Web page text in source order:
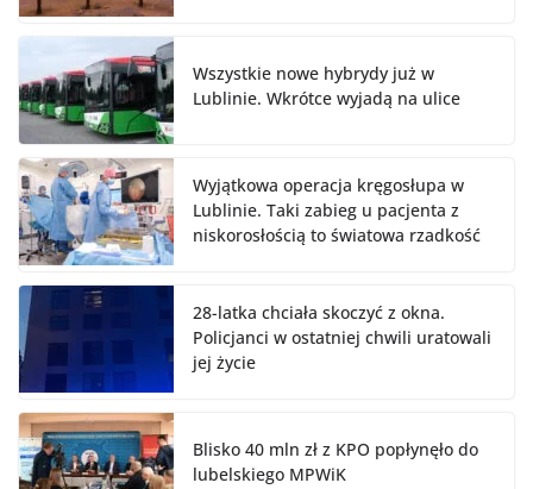
Wszystkie nowe hybrydy już w
Lublinie. Wkrótce wyjadą na ulice
Wyjątkowa operacja kręgosłupa w
Lublinie. Taki zabieg u pacjenta z
niskorosłością to światowa rzadkość
28-latka chciała skoczyć z okna.
Policjanci w ostatniej chwili uratowali
jej życie
Blisko 40 mln zł z KPO popłynęło do
lubelskiego MPWiK